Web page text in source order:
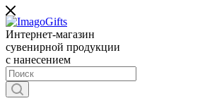
Интернет-магазин
сувенирной продукции
с нанесением